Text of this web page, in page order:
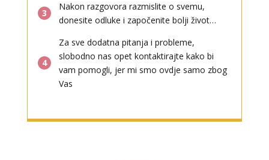
3
Nakon razgovora razmislite o svemu,
donesite odluke i započenite bolji život…
4
Za sve dodatna pitanja i probleme,
slobodno nas opet kontaktirajte kako bi
vam pomogli, jer mi smo ovdje samo zbog
Vas
TINA/ Kod 16
Tarot savjetnik je zauzet
TEHNIKE:psihološki razgovori, sudbinske karte, tarot,
tumačenje snova